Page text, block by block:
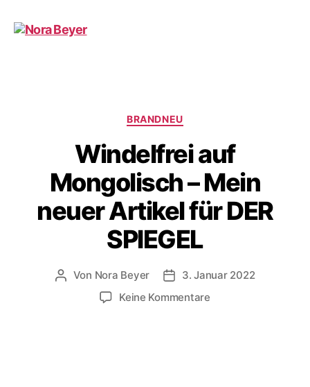
Kategorien
BRANDNEU
Windelfrei auf
Mongolisch – Mein
neuer Artikel für DER
SPIEGEL
Beitragsautor
Von Nora Beyer Beitragsdatum
3. Januar 2022
Keine Kommentarezu